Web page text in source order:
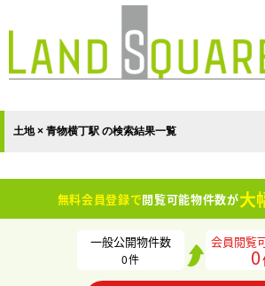
土地 × 青物横丁駅 の検索結果一覧
無料会員登録で閲覧可能物件数が大
一般公開物件数
0件
会員閲覧
0